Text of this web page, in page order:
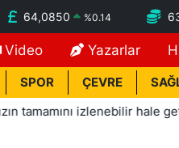
64,0850 %0.14
Video Yazarlar
SPOR ÇEVRE
izlenebilir hale getiriyoruz'